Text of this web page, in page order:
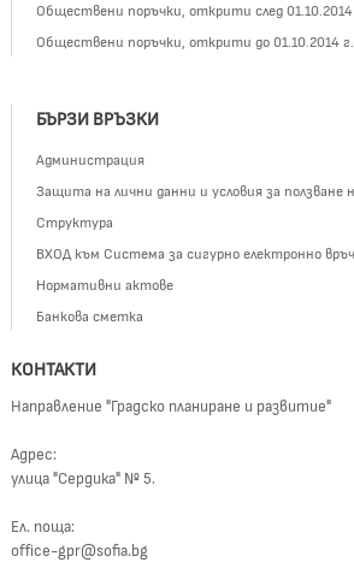
Обществени поръчки, открити след 01.10.2014
Обществени поръчки, открити до 01.10.2014 г.
БЪРЗИ ВРЪЗКИ
Администрация
Защита на лични данни и условия за ползване
Структура
ВХОД към Система за сигурно електронно
Нормативни актове
Банкова сметка
КОНТАКТИ
Направление "Градско планиране и развитие"
Адрес:
улица "Сердика" № 5.
Ел. поща:
office-gpr@sofia.bg